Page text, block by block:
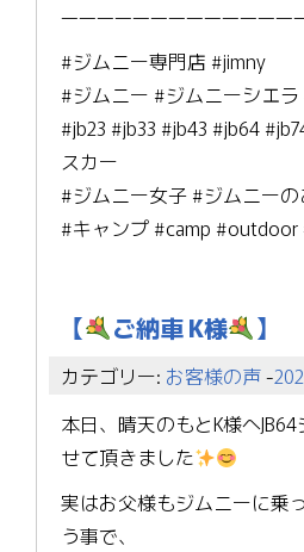
#ジムニー専門店 #jimny
#ジムニー #ジムニーシエ
#jb23 #jb33 #jb43 #jb64
スカー
#ジムニー女子 #ジムニー
#キャンプ #camp
【 ご納車 K様 】
カテゴリー: お客様の声-
本日、晴天のもとK様へ
せて頂きました
実はお父様もジムニーに乗
う事で、